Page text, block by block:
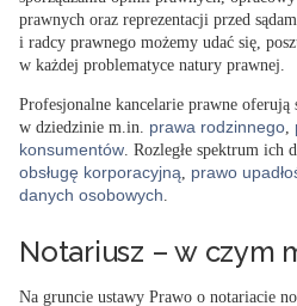
prawnych oraz reprezentacji przed
i radcy prawnego możemy udać się,
w każdej problematyce natury prawnej
Profesjonalne kancelarie prawne
w dziedzinie m.in. prawa rodzinnego
konsumentów . Rozległe spektrum ich
obsługę korporacyjną prawo
danych osobowych
Notariusz – w czym
Na gruncie ustawy Prawo o notariacie